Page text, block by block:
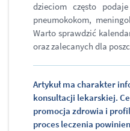
dzieciom często
pneumokokom,
Warto sprawdzić
oraz zalecanych dla
Artykuł ma charakter
konsultacji lekarskiej.
promocja zdrowia i
proces leczenia